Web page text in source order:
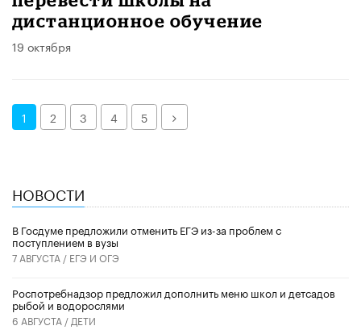
дистанционное обучение
19 октября
1 2 3 4 5 Далее
НОВОСТИ
В Госдуме предложили отменить ЕГЭ из-за проблем с
поступлением в вузы
7 АВГУСТА / ЕГЭ И ОГЭ
Роспотребнадзор предложил дополнить меню школ и детсадов
рыбой и водорослями
6 АВГУСТА / ДЕТИ